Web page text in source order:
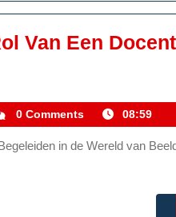
Van Een
0 Comments 08:59